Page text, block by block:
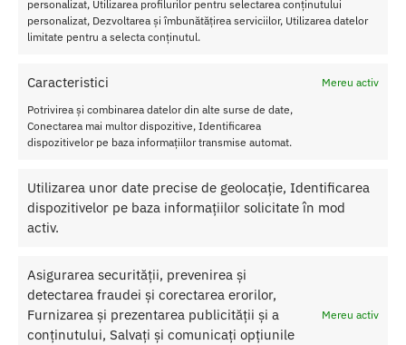
personalizat, Utilizarea profilurilor pentru selectarea conținutului
personalizat, Dezvoltarea și îmbunătățirea serviciilor, Utilizarea datelor
limitate pentru a selecta conținutul.
Caracteristici
Mereu activ
Potrivirea și combinarea datelor din alte surse de date,
Conectarea mai multor dispozitive, Identificarea
dispozitivelor pe baza informațiilor transmise automat.
Utilizarea unor date precise de geolocație, Identificarea
dispozitivelor pe baza informațiilor solicitate în mod
activ.
Asigurarea securității, prevenirea și
detectarea fraudei și corectarea erorilor,
Furnizarea și prezentarea publicității și a
conținutului, Salvați și comunicați opțiunile
Mereu activ
talen
ulei
de frunze de eucalipt globulus, sorbat de potasiu, benzoat de
Cantitate :100 ml.
SKU:
4042342005066
Categorii: PARFUM CU FEROMONI, Parfum cu feromoni pentru
el